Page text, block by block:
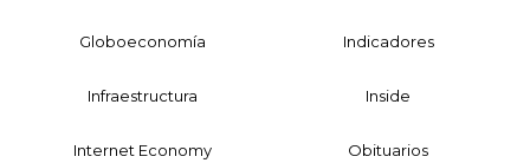
Globoeconomía Indicadores
Infraestructura Inside
Internet Economy Obituarios